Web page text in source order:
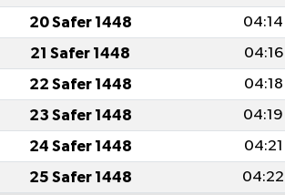
20 Safer 1448 04:14
21 Safer 1448 04:16
22 Safer 1448 04:18
23 Safer 1448 04:19
24 Safer 1448 04:21
25 Safer 1448 04:22